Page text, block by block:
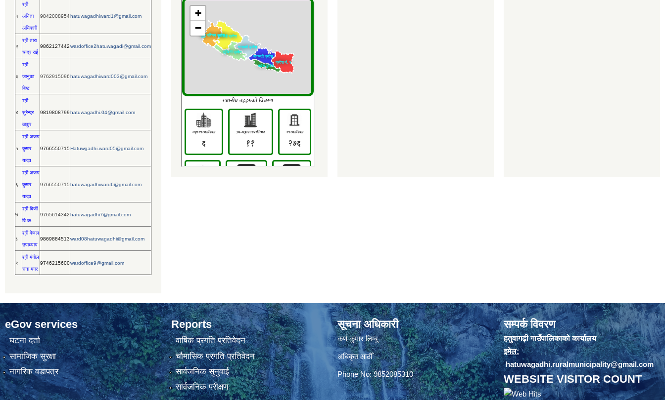
१
श्री
अनिता
अधिकारी
9842008954hatuwagadhiward1@gmail.com
२
श्री तारा
चन्द्र राई
9862127442wardoffice2hatuwagadi@gmail.com
३
श्री
जानुका
बिष्ट
9762915096hatuwagadhiward003@gmail.com
४
श्री
सुरेन्द्र
ठाकुर
9819808799hatuwagadhi.04@gmail.com
५
श्री अजय
कुमार
यादव
9766550715Hatuwgadhi.ward05@gmail.com
६
श्री अजय
कुमार
यादव
9766550715hatuwagadhiward6@gmail.com
७
श्री बिर्जी
बि.क.
9765614342hatuwagadhi7@gmail.com
८
श्री केवल
उपाध्याय
9869884513ward08hatuwagadhi@gmail.com
९
श्री मंगोल
राना मगर
9746215600wardoffice9@gmail.com
eGov services
घटना दर्ता
सामाजिक सुरक्षा
नागरिक वडापत्र
Reports
वार्षिक प्रगति प्रतिवेदन
चौमासिक प्रगति प्रतिवेदन
सार्वजनिक सुनुवाई
सार्वजनिक परीक्षण
सूचना अधिकारी
कर्ण कुमार लिम्बु
अधिकृत आठौँ
Phone No: 9852085310
सम्पर्क विवरण
हतुवागढ़ी गाउँपालिकाको कार्यालय
इमेल:
hatuwagadhi.ruralmunicipality@gmail.com
WEBSITE VISITOR COUNT